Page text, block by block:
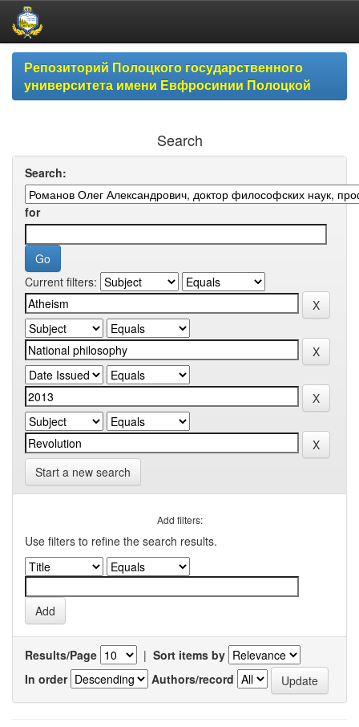
Skip
navigationРепозиторий Полоцкого государственного
университета имени Евфросинии Полоцкой
Search
Search:
for
Current filters:
Start a new search
Add filters:
Use filters to refine the search results.
Results/Page | Sort items by
In order
Authors/record